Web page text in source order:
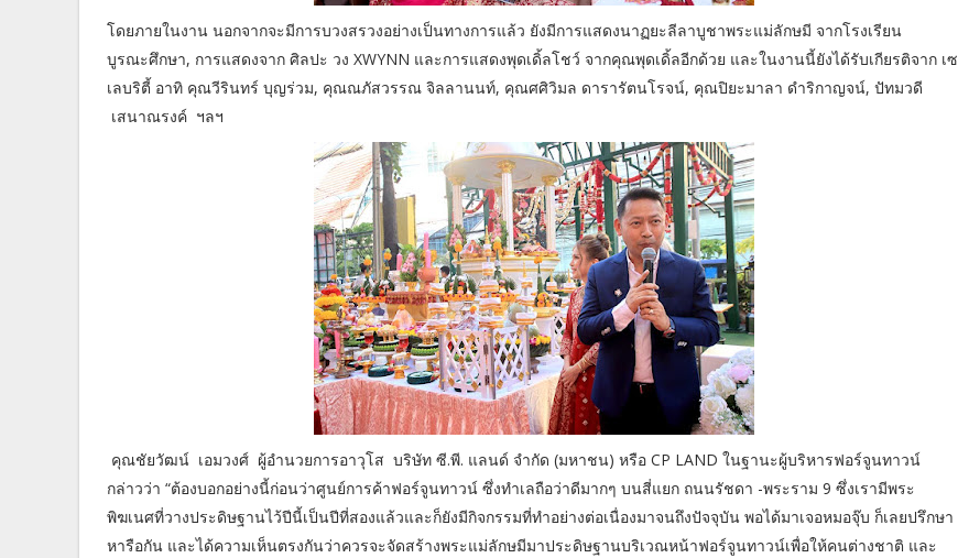
โดยภายในงาน นอกจากจะมีการบวงสรวงอย่างเป็นทางการแล้ว ยังมีการแสดงนาฏยะลีลาบูชาพระแม่ลักษมี จากโรงเรียน
บูรณะศึกษา, การแสดงจาก ศิลปะ วง XWYNN และการแสดงพุดเดิ้ลโชว์ จากคุณพุดเดิ้ลอีกด้วย และในงานนี้ยังได้รับเกียรติจาก เซ
เลบริตี้ อาทิ คุณวีรินทร์ บุญร่วม, คุณณภัสวรรณ จิลลานนท์, คุณศศิวิมล ดารารัตนโรจน์, คุณปิยะมาลา ดำริกาญจน์, ปัทมวดี
เสนาณรงค์ ฯลฯ
คุณชัยวัฒน์ เอมวงศ์ ผู้อำนวยการอาวุโส บริษัท ซี.พี. แลนด์ จำกัด (มหาชน) หรือ CP LAND ในฐานะผู้บริหารฟอร์จูนทาวน์
กล่าวว่า “ต้องบอกอย่างนี้ก่อนว่าศูนย์การค้าฟอร์จูนทาวน์ ซึ่งทำเลถือว่าดีมากๆ บนสี่แยก ถนนรัชดา -พระราม 9 ซึ่งเรามีพระ
พิฆเนศที่วางประดิษฐานไว้ปีนี้เป็นปีที่สองแล้วและก็ยังมีกิจกรรมที่ทำอย่างต่อเนื่องมาจนถึงปัจจุบัน พอได้มาเจอหมอจุ๊บ ก็เลยปรึกษา
หารือกัน และได้ความเห็นตรงกันว่าควรจะจัดสร้างพระแม่ลักษมีมาประดิษฐานบริเวณหน้าฟอร์จูนทาวน์เพื่อให้คนต่างชาติ และ